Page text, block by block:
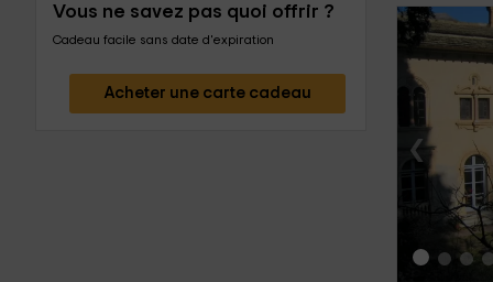
Vous ne savez pas quoi offrir ?
Cadeau facile sans date d'expiration
Acheter une carte cadeau
‹